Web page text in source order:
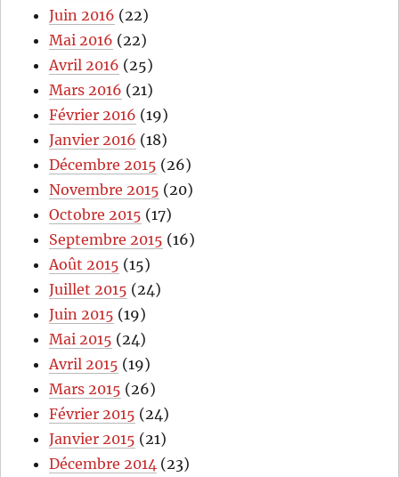
Juin 2016 (22)
Mai 2016 (22)
Avril 2016 (25)
Mars 2016 (21)
Février 2016 (19)
Janvier 2016 (18)
Décembre 2015 (26)
Novembre 2015 (20)
Octobre 2015 (17)
Septembre 2015 (16)
Août 2015 (15)
Juillet 2015 (24)
Juin 2015 (19)
Mai 2015 (24)
Avril 2015 (19)
Mars 2015 (26)
Février 2015 (24)
Janvier 2015 (21)
Décembre 2014 (23)